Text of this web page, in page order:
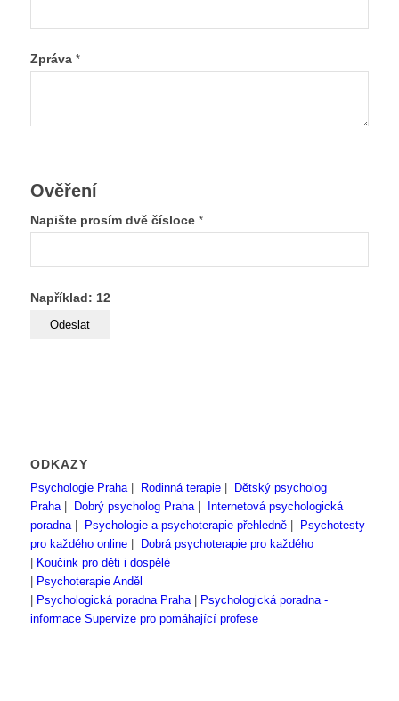
Zpráva *
Ověření
Napište prosím dvě čísloce *
Například: 12
ODKAZY
Psychologie Praha| Rodinná terapie|
Dětský psycholog
Praha| Dobrý psycholog Praha|
Internetová psychologická
poradna| Psychologie a psychoterapie přehledně|
Psychotesty
pro každého online|
Dobrá psychoterapie pro každého
Koučink pro děti i dospělé
Psychoterapie Anděl
Psychologická poradna Praha|
Psychologická poradna -
informace Supervize pro pomáhající profese